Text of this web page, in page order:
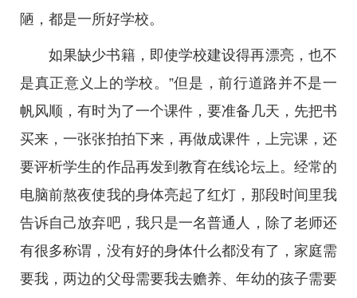
陋，都是一所好学校。
如果缺少书籍，即使学校建设得再漂亮，也不
是真正意义上的学校。”但是，前行道路并不是一
帆风顺，有时为了一个课件，要准备几天，先把书
买来，一张张拍拍下来，再做成课件，上完课，还
要评析学生的作品再发到教育在线论坛上。经常的
电脑前熬夜使我的身体亮起了红灯，那段时间里我
告诉自己放弃吧，我只是一名普通人，除了老师还
有很多称谓，没有好的身体什么都没有了，家庭需
要我，两边的父母需要我去赡养、年幼的孩子需要